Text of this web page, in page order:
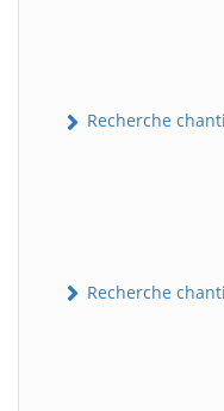
Recherche
Recherche